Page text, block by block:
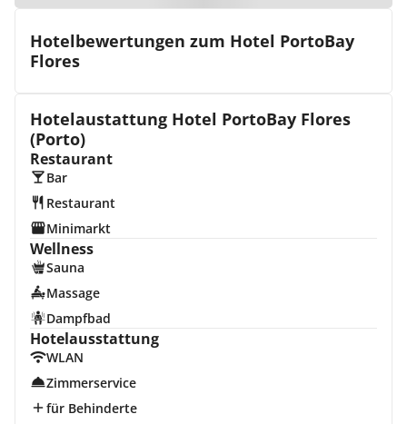
Hotelbewertungen zum Hotel PortoBay
Flores
Hotelaustattung Hotel PortoBay Flores
(Porto)
Restaurant
Bar
Restaurant
Minimarkt
Wellness
Sauna
Massage
Dampfbad
Hotelausstattung
WLAN
Zimmerservice
für Behinderte